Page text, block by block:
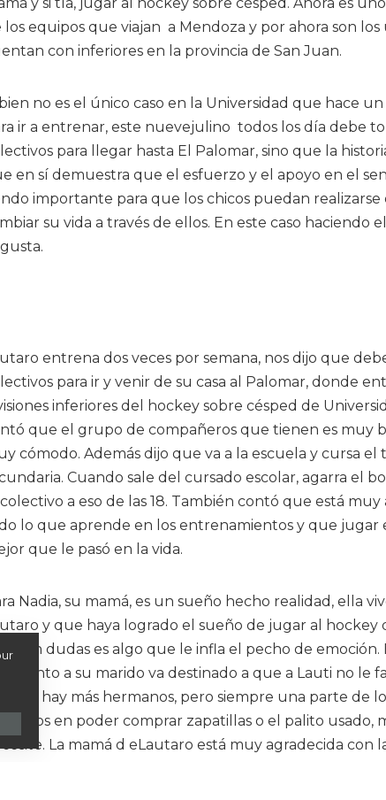
los equipos que viajan a Mendoza y por ahora son los
con inferiores en la provincia de San Juan.
no es el único caso en la Universidad que hace
ir a entrenar, este nuevejulino todos los día debe
para llegar hasta El Palomar, sino que la
en sí demuestra que el esfuerzo y el apoyo en el
importante para que los chicos puedan realizarse
su vida a través de ellos. En este caso haciendo
gusta.
entrena dos veces por semana, nos dijo que
para ir y venir de su casa al Palomar, donde
inferiores del hockey sobre césped de
que el grupo de compañeros que tienen es muy
cómodo. Además dijo que va a la escuela y cursa el
Cuando sale del cursado escolar, agarra el
a eso de las 18. También contó que está
lo que aprende en los entrenamientos y que jugar
que le pasó en la vida.
Nadia, su mamá, es un sueño hecho realidad, ella
y que haya logrado el sueño de jugar al hockey
sin dudas es algo que le infla el pecho de
junto a su marido va destinado a que a Lauti no le
hay más hermanos, pero siempre una parte de
en poder comprar zapatillas o el palito usado,
La mamá d eLautaro está muy agradecida con